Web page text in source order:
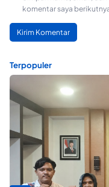
komentar saya
Terpopuler